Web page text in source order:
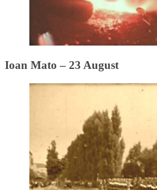
Ioan Mato – 23 August